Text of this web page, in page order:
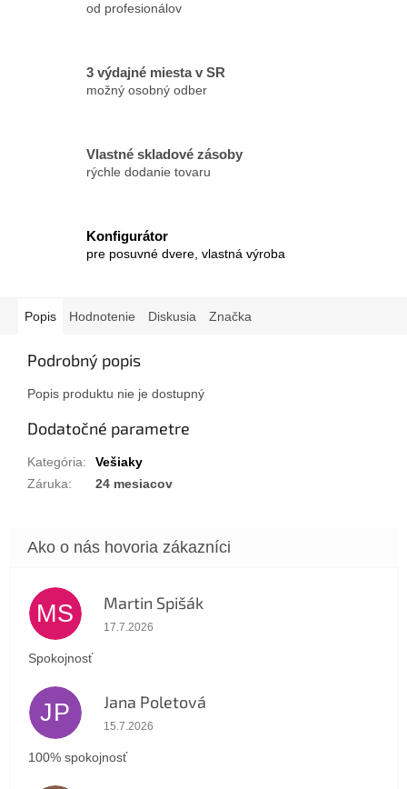
od profesionálov
3 výdajné miesta v SR
možný osobný odber
Vlastné skladové zásoby
rýchle dodanie tovaru
Konfigurátor
pre posuvné dvere, vlastná výroba
Popis Hodnotenie Diskusia Značka
Podrobný popis
Popis produktu nie je dostupný
Dodatočné parametre
Kategória:
Vešiaky
Záruka: 24 mesiacov
MS Martin Spišák
Hodnotenie obchodu je 5 z 5 hviezdičiek.
17.7.2026
Spokojnosť
JP Jana Poletová
Hodnotenie obchodu je 5 z 5 hviezdičiek.
15.7.2026
100% spokojnosť